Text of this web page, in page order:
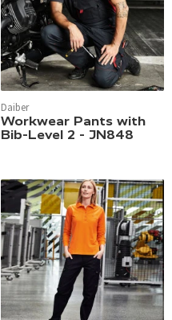
Daiber
Workwear Pants with
Bib-Level 2 - JN848